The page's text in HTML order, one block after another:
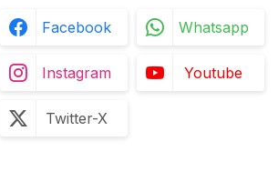
Facebook Whatsapp
Instagram Youtube
Twitter-X